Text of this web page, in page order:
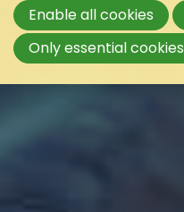
Enable all cookies
Only essential cookies